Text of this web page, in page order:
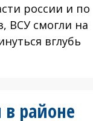
россии и по
ВСУ смогли на
вглубь
районе